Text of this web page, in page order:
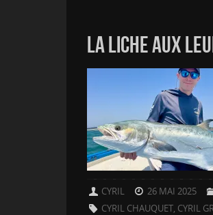
LA LICHE AUX
CYRIL 26 MAI 2025
CYRIL CHAUQUET, CYRIL